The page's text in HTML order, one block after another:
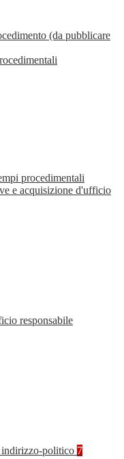
(da pubblicare
procedimentali
e acquisizione d'ufficio
responsabile
politico 7